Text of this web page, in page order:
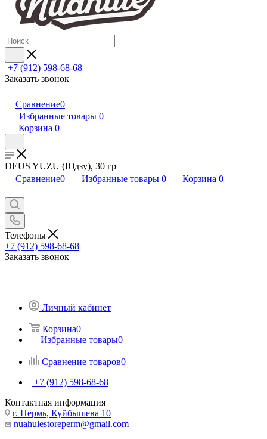
+7 (912) 598-68-68
Заказать звонок
Сравнение0
Избранные товары 0
Корзина 0
DEUS YUZU (Юдзу), 30 гр
Сравнение0 Избранные товары 0 Корзина 0
Телефоны
+7 (912) 598-68-68
Заказать звонок
Личный кабинет
Корзина0
Избранные товары0
Сравнение товаров0
+7 (912) 598-68-68
Контактная информация
г. Пермь, Куйбышева 10
nuahulestoreperm@gmail.com